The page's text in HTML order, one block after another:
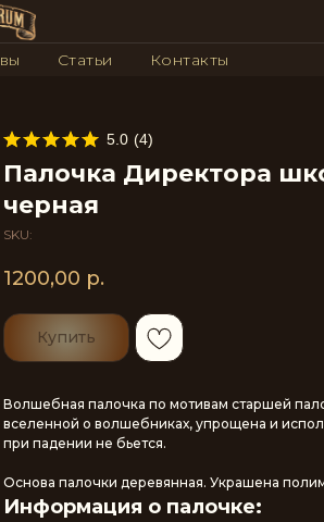
Статьи Контакты
5.0 (4)
Палочка Директора
черная
SKU:
1200,00 р.
Купить
Волшебная палочка по мотивам старшей
вселенной о волшебниках, упрощена и
при падении не бьется.
Основа палочки деревянная. Украшена
Информация о палочке: